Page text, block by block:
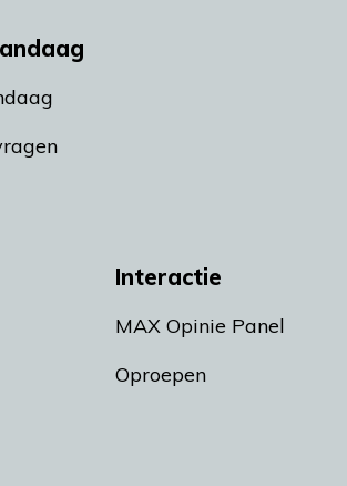
Interactie
MAX Opinie Panel
Oproepen